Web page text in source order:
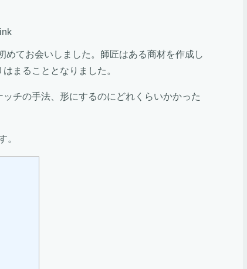
てお会いしました。師匠はある商材を作成し
まることとなりました。
チの手法、形にするのにどれくらいかかった
。